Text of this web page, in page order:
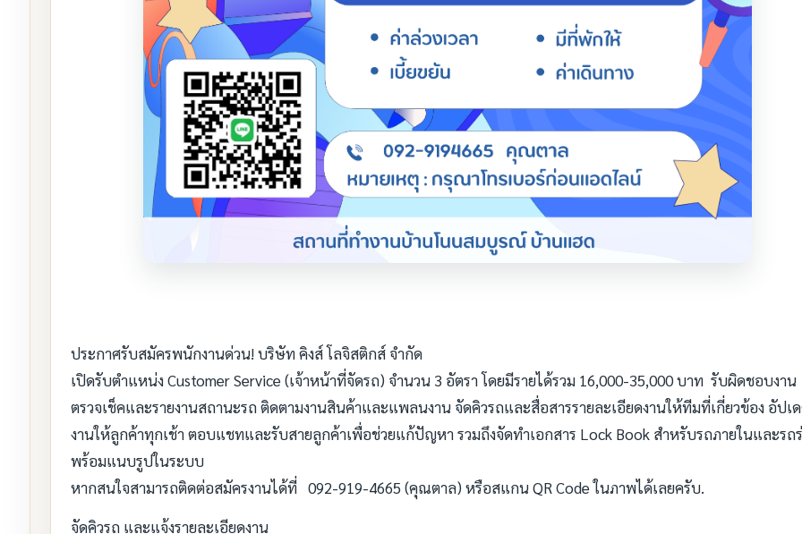
ประกาศรับสมัครพนักงานด่วน! บริษัท คิงส์ โลจิสติกส์ จำกัด
เปิดรับตำแหน่ง Customer Service (เจ้าหน้าที่จัดรถ) จำนวน 3 อัตรา โดยมีรายได้รวม 16,000-35,000 บาท รับผิดชอบงาน
ตรวจเช็คและรายงานสถานะรถ ติดตามงานสินค้าและแพลนงาน จัดคิวรถและสื่อสารรายละเอียดงานให้ทีมที่เกี่ยวข้อง อัปเ
งานให้ลูกค้าทุกเช้า ตอบแชทและรับสายลูกค้าเพื่อช่วยแก้ปัญหา รวมถึงจัดทำเอกสาร Lock Book สำหรับรถภายในและรถ
พร้อมแนบรูปในระบบ
หากสนใจสามารถติดต่อสมัครงานได้ที่ 092-919-4665 (คุณตาล) หรือสแกน QR Code ในภาพได้เลยครับ.
จัดคิวรถ และแจ้งรายละเอียดงาน